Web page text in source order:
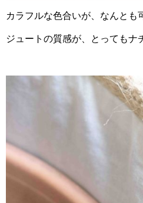
カラフルな色合いが、なんとも
ジュートの質感が、とってもナ